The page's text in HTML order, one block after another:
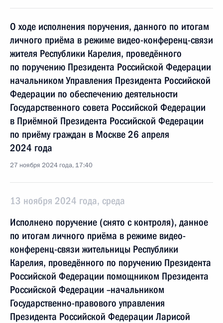
О ходе исполнения поручения, данного по итогам
личного приёма в режиме видео-конференц-связи
жителя Республики Карелия, проведённого
по поручению Президента Российской Федерации
начальником Управления Президента Российской
Федерации по обеспечению деятельности
Государственного совета Российской Федерации
в Приёмной Президента Российской Федерации
по приёму граждан в Москве 26 апреля
2024 года
27 ноября 2024 года, 17:40
13 ноября 2024 года, среда
Исполнено поручение (снято с контроля), данное
по итогам личного приёма в режиме видео-
конференц-связи жительницы Республики
Карелия, проведённого по поручению Президента
Российской Федерации помощником Президента
Российской Федерации –начальником
Государственно-правового управления
Президента Российской Федерации Ларисой